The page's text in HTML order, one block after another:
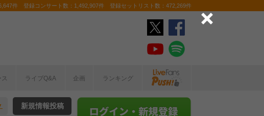
件 登録コンサート数：1,492,907件 登録セットリスト数：472,269件
ライブQ&A 企画 ランキング
新規情報投稿